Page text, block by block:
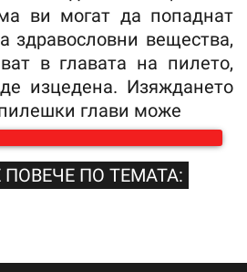
ви могат да попаднат
здравословни вещества,
в главата на пилето,
изцедена. Изяждането
глави може
ПОВЕЧЕ ПО ТЕМАТА: